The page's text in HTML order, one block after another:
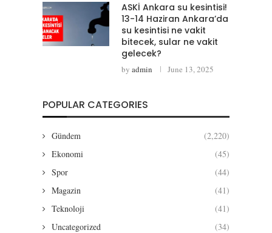
ASKİ Ankara su kesintisi!
13-14 Haziran Ankara’da
su kesintisi ne vakit
bitecek, sular ne vakit
gelecek?
by admin June 13, 2025
POPULAR CATEGORIES
Gündem
(2,220)
Ekonomi
(45)
Spor
(44)
Magazin
(41)
Teknoloji
(41)
Uncategorized
(34)